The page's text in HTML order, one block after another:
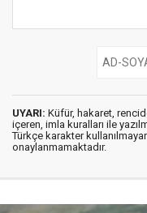
UYARI: Küfür, hakaret,
içeren, imla kuralları ile
Türkçe karakter
onaylanmamaktadır.